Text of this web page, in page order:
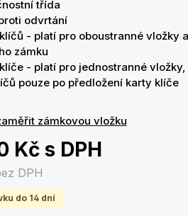
třída
odvrtání
- platí pro oboustranné vložky
zámku
- platí pro jednostranné
pouze po předložení karty klíče
zámkovou vložku
Kč s DPH
DPH
do 14 dní